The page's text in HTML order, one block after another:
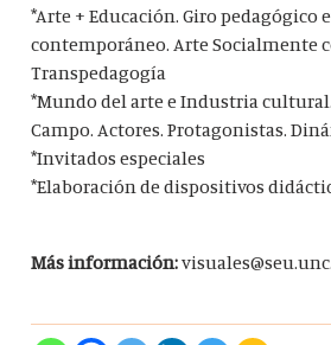
*Arte + Educación. Giro pedagógico
contemporáneo. Arte Socialmente
Transpedagogía
*Mundo del arte e Industria
Campo. Actores. Protagonistas.
*Invitados especiales
*Elaboración de dispositivos
Más información: